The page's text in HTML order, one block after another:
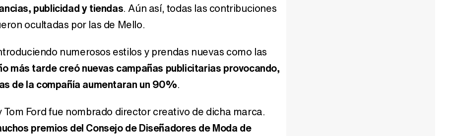
publicidad y tiendas. Aún así, todas las contribuciones
ocultadas por las de Mello.
numerosos estilos y prendas nuevas como las
más tarde creó nuevas campañas publicitarias provocando,
de la compañía aumentaran un 90%.
Ford fue nombrado director creativo de dicha marca.
premios del Consejo de Diseñadores de Moda de